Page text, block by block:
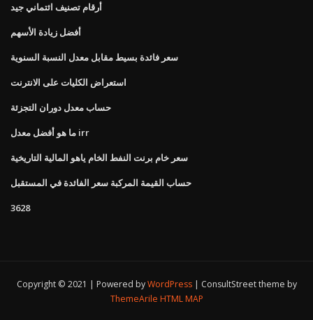
أرقام تصنيف ائتماني جيد
أفضل زيادة الأسهم
سعر فائدة بسيط مقابل معدل النسبة السنوية
استعراض الكليات على الانترنت
حساب معدل دوران التجزئة
ما هو أفضل معدل irr
سعر خام برنت النفط الخام ياهو المالية التاريخية
حساب القيمة المركبة سعر الفائدة في المستقبل
3628
Copyright © 2021 | Powered byWordPress
ConsultStreet theme by
ThemeArile HTML MAP